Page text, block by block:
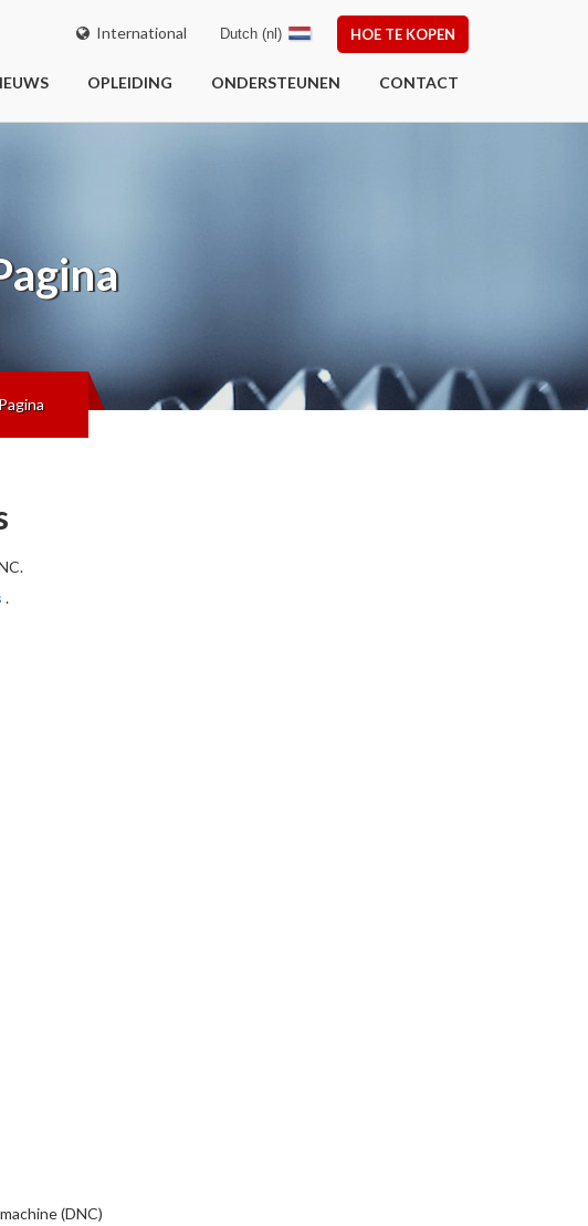
International HOE TE KOPEN
Dutch (nl)
OPLEIDING ONDERSTEUNEN CONTACT
.
(DNC)